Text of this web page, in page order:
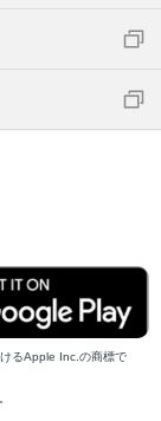
るApple Inc.の商標で